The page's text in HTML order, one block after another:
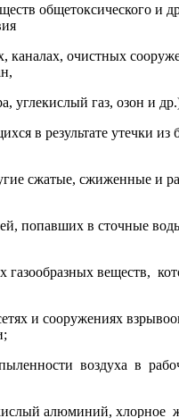
общетоксического и
каналах, очистных
углекислый газ, озон и
в результате утечки из
сжатые, сжиженные и
попавших в сточные
газообразных веществ,
и сооружениях
воздуха в
алюминий, хлорное